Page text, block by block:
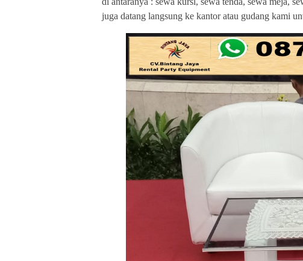
juga datang langsung ke kantor atau gudang kami